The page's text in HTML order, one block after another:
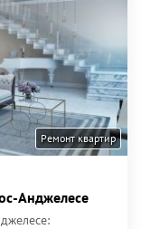
Ремонт квартир
Анджелесе